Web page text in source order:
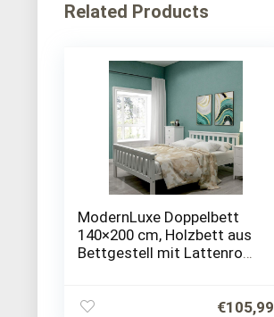
Related Products
ModernLuxe Doppelbett
140×200 cm, Holzbett aus
Bettgestell mit Lattenrost
Massiv Bett Weiß lackiert…
€105,99